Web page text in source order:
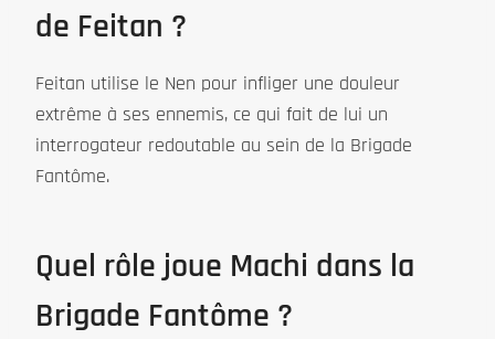
de Feitan ?
Feitan utilise le Nen pour infliger une douleur
extrême à ses ennemis, ce qui fait de lui un
interrogateur redoutable au sein de la Brigade
Fantôme.
Quel rôle joue Machi dans la
Brigade Fantôme ?